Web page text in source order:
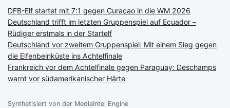
Synthetisiert von der MediaIntel Engine
DFB-Elf startet mit 7:1 gegen Curaçao in die WM 2026
Deutschland trifft im letzten Gruppenspiel auf Ecuador –
Rüdiger erstmals in der Startelf
Deutschland vor zweitem Gruppenspiel: Mit einem Sieg gegen
die Elfenbeinküste ins Achtelfinale
Frankreich vor dem Achtelfinale gegen Paraguay: Deschamps
warnt vor südamerikanischer Härte